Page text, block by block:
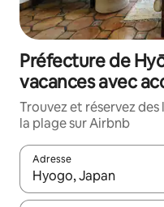
Préfecture de
vacances avec
Trouvez et réservez
la plage sur Airbnb
Adresse
Lorsque les résultats